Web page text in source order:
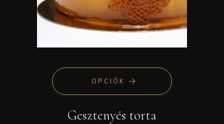
OPCIÓK
Gesztenyés torta